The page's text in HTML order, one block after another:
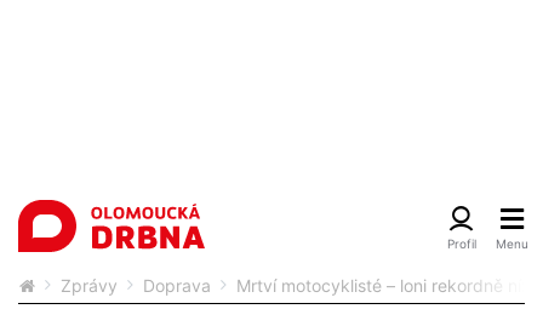
Zprávy Doprava Mrtví motocyklisté – loni rekordně